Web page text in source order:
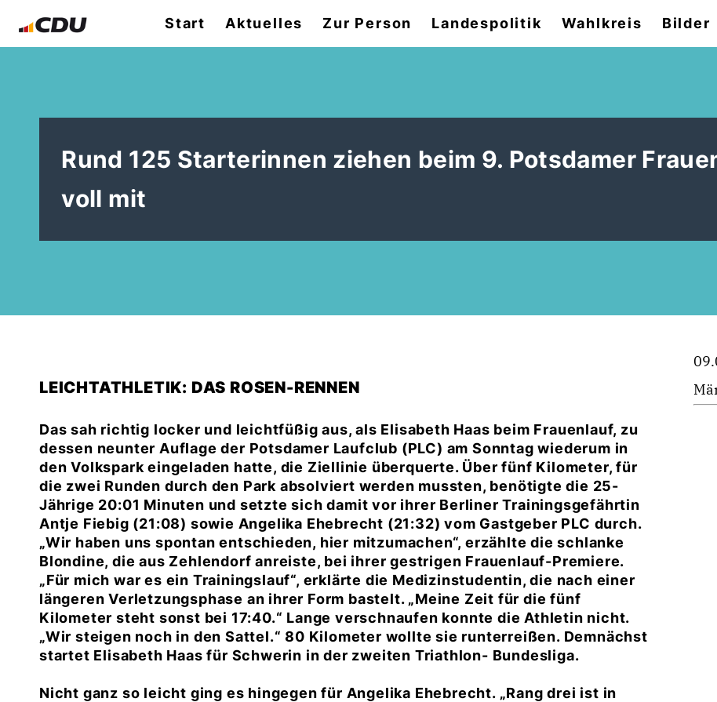
Start Aktuelles Zur Person Landespolitik Wahlkreis Bilder
Rund 125 Starterinnen ziehen beim 9. Potsdamer
voll mit
LEICHTATHLETIK: DAS ROSEN-RENNEN
Das sah richtig locker und leichtfüßig aus, als Elisabeth Haas beim Frauenlauf, zu
dessen neunter Auflage der Potsdamer Laufclub (PLC) am Sonntag wiederum in
den Volkspark eingeladen hatte, die Ziellinie überquerte. Über fünf Kilometer, für
die zwei Runden durch den Park absolviert werden mussten, benötigte die 25-
Jährige 20:01 Minuten und setzte sich damit vor ihrer Berliner Trainingsgefährtin
Antje Fiebig (21:08) sowie Angelika Ehebrecht (21:32) vom Gastgeber PLC durch.
Wir haben uns spontan entschieden, hier mitzumachen“, erzählte die schlanke
Blondine, die aus Zehlendorf anreiste, bei ihrer gestrigen Frauenlauf-Premiere.
Für mich war es ein Trainingslauf“, erklärte die Medizinstudentin, die nach einer
längeren Verletzungsphase an ihrer Form bastelt. „Meine Zeit für die fünf
Kilometer steht sonst bei 17:40.“ Lange verschnaufen konnte die Athletin nicht.
Wir steigen noch in den Sattel.“ 80 Kilometer wollte sie runterreißen. Demnächst
startet Elisabeth Haas für Schwerin in der zweiten Triathlon- Bundesliga.
Nicht ganz so leicht ging es hingegen für Angelika Ehebrecht. „Rang drei ist in